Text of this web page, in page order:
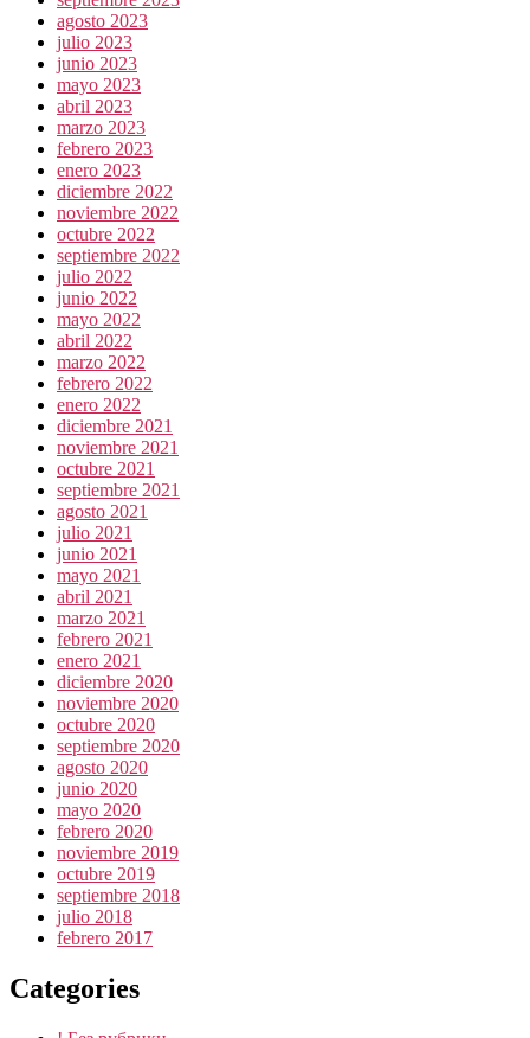
agosto 2023
julio 2023
junio 2023
mayo 2023
abril 2023
marzo 2023
febrero 2023
enero 2023
diciembre 2022
noviembre 2022
octubre 2022
septiembre 2022
julio 2022
junio 2022
mayo 2022
abril 2022
marzo 2022
febrero 2022
enero 2022
diciembre 2021
noviembre 2021
octubre 2021
septiembre 2021
agosto 2021
julio 2021
junio 2021
mayo 2021
abril 2021
marzo 2021
febrero 2021
enero 2021
diciembre 2020
noviembre 2020
octubre 2020
septiembre 2020
agosto 2020
junio 2020
mayo 2020
febrero 2020
noviembre 2019
octubre 2019
septiembre 2018
julio 2018
febrero 2017
Categories